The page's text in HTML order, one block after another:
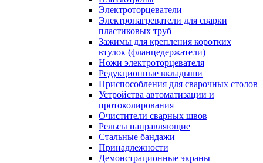
Электроторцеватели
Электронагреватели для сварки
пластиковых труб
Зажимы для крепления коротких
втулок (фланцедержатели)
Ножи электроторцевателя
Редукционные вкладыши
Приспособления для сварочных столов
Устройства автоматизации и
протоколирования
Очистители сварных швов
Рельсы направляющие
Стальные бандажи
Принадлежности
Демонстрационные экраны